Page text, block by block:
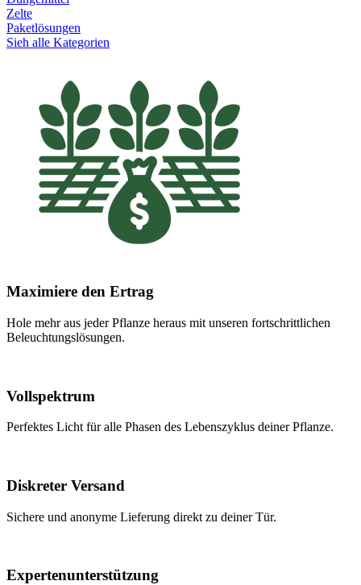
Zelte
Paketlösungen
Sieh alle Kategorien
Maximiere den Ertrag
Hole mehr aus jeder Pflanze heraus mit unseren fortschrittlichen
Beleuchtungslösungen.
Vollspektrum
Perfektes Licht für alle Phasen des Lebenszyklus deiner Pflanze.
Diskreter Versand
Sichere und anonyme Lieferung direkt zu deiner Tür.
Expertenunterstützung